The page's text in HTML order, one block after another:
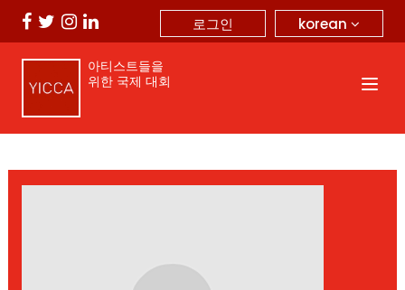
korean
로그인
아티스트들을
위한 국제 대회